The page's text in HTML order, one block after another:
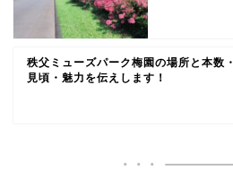
秩父ミューズパーク梅園の場所と本数・
見頃・魅力を伝えします！